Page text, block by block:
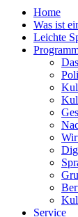
Home
Was ist
Leichte
Service